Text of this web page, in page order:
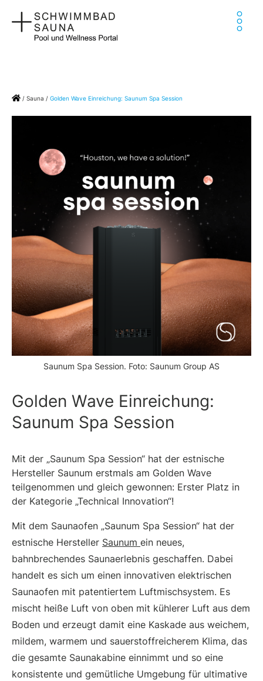
Inhalt
springen
Home
/ Sauna / Golden Wave Einreichung: Saunum Spa Session
Saunum Spa Session. Foto: Saunum Group AS
Golden Wave Einreichung:
Saunum Spa Session
Mit der „Saunum Spa Session“ hat der estnische
Hersteller Saunum erstmals am Golden Wave
teilgenommen und gleich gewonnen: Erster Platz in
der Kategorie „Technical Innovation“!
Mit dem Saunaofen „Saunum Spa Session“ hat der
estnische Hersteller Saunum ein neues,
bahnbrechendes Saunaerlebnis geschaffen. Dabei
handelt es sich um einen innovativen elektrischen
Saunaofen mit patentiertem Luftmischsystem. Es
mischt heiße Luft von oben mit kühlerer Luft aus dem
Boden und erzeugt damit eine Kaskade aus weichem,
mildem, warmem und sauerstoffreicherem Klima, das
die gesamte Saunakabine einnimmt und so eine
konsistente und gemütliche Umgebung für ultimative